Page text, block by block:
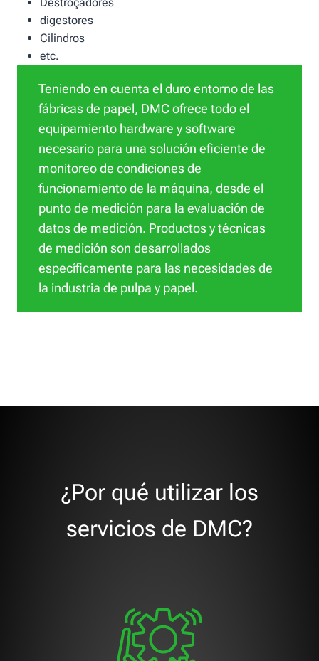
digestores
Cilindros
etc.
Teniendo en cuenta el duro entorno de las
fábricas de papel, DMC ofrece todo el
equipamiento hardware y software
necesario para una solución eficiente de
monitoreo de condiciones de
funcionamiento de la máquina, desde el
punto de medición para la evaluación de
datos de medición. Productos y técnicas
de medición son desarrollados
específicamente para las necesidades de
la industria de pulpa y papel.
¿Por qué utilizar los
servicios de DMC?